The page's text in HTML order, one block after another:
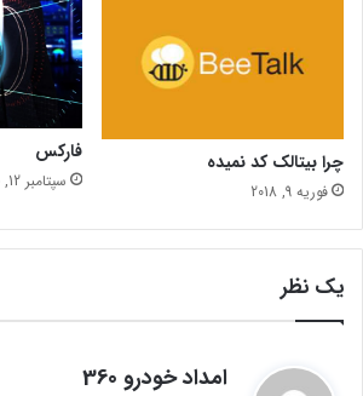
د
ی
س
ش
و
چرا بیتالک کد نمیده
فوریه 9, 2018
فارکس
سپتامبر 12, 2020
یک نظر
امداد خودرو 360